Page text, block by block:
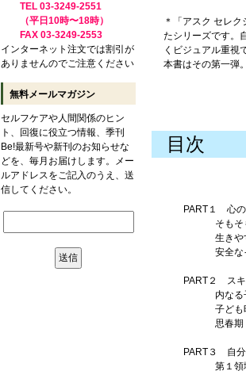
＊「アスク セレ
たシリーズです。
くビジュアル重視
本書はその第一弾。
目次
PART１ 心の
そもそ
生き
安全な
PART２ スキ
内な
子ども
思春
PART３ 自分
第１領
TEL 03-3249-2551
（平日10時〜18時）
FAX 03-3249-2553
インターネット注文では割引が
ありませんのでご注意ください
無料メールマガジン
セルフケアや人間関係のヒン
ト、回復に役立つ情報、季刊
Be!最新号や新刊のお知らせな
どを、毎月お届けします。メー
ルアドレスをご記入のうえ、送
信してください。